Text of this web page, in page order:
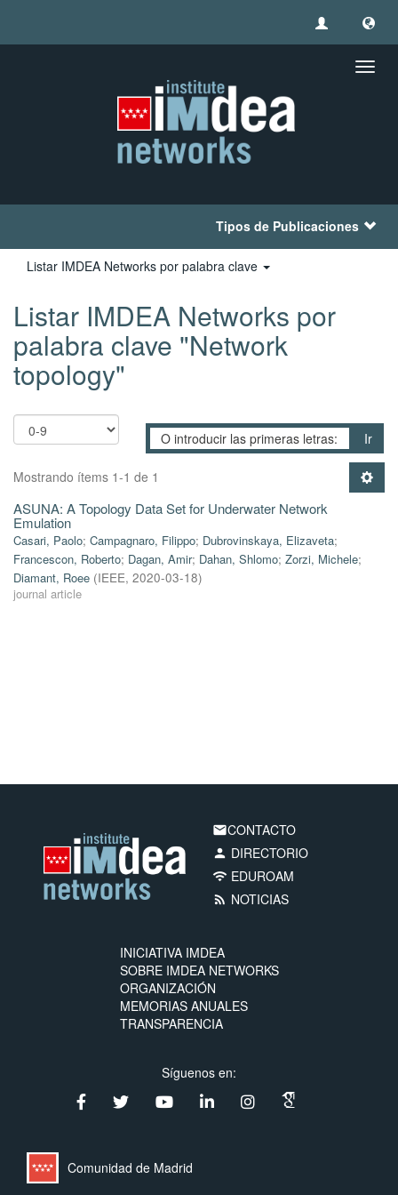
Tipos de Publicaciones
Listar IMDEA Networks por palabra clave
Listar IMDEA Networks por
palabra clave "Network
topology"
Ir
Mostrando ítems 1-1 de 1
ASUNA: A Topology Data Set for Underwater Network
Emulation
Casari, Paolo; Campagnaro, Filippo; Dubrovinskaya, Elizaveta;
Francescon, Roberto; Dagan, Amir; Dahan, Shlomo; Zorzi, Michele;
Diamant, Roee (IEEE, 2020-03-18)
journal article
emailCONTACTO
person DIRECTORIO
wifi EDUROAM
rss_feed NOTICIAS
INICIATIVA IMDEA
SOBRE IMDEA NETWORKS
ORGANIZACIÓN
MEMORIAS ANUALES
TRANSPARENCIA
Síguenos en:
Comunidad de Madrid